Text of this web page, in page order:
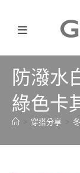
防潑水
綠色卡
穿搭分享